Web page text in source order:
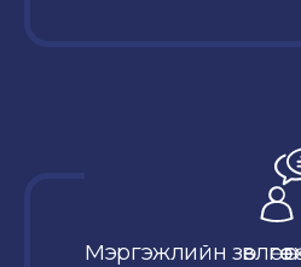
Мэргэжлийн зөвлөгөө